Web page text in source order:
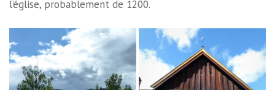
l’église, probablement de 1200.